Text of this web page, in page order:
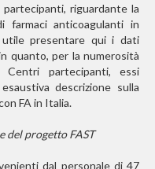
riguardante la
farmaci anticoagulanti in
utile presentare qui i dati
quanto, per la numerosità
partecipanti, essi
descrizione sulla
FA in Italia.
del progetto FAST
dal personale di 47